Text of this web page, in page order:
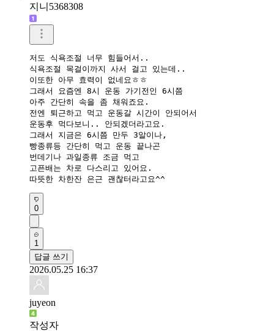
지니5368308
저도 식욕조절 너무 힘들어서..
식욕조절 목걸이까지 사서 걸고 있는데..
이또한 아무 효력이 없네요ㅎㅎ
그래서 요즘엔 8시 운동 가기전인 6시쯤
아주 간단히 속을 좀 채워죠요.
전엔 퇴근하고 먹고 운동갈 시간이 안되어서
운동후 먹다보니.. 안되겠더라고요.
그래서 지금은 6시쯤 만두 3알이나,
빵종류등 간단히 먹고 운동 끝나곤
번데기나 과일종류 조금 먹고
고픈배는 차로 다스리고 있어요.
따뜻한 차한잔 은근 괜찮터라고요^^
0
1
답글 쓰기
2026.05.25 16:37
juyeon
작성자